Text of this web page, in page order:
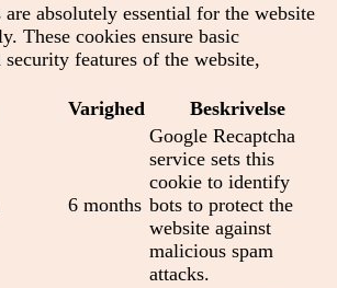
are absolutely essential for the website
These cookies ensure basic
features of the website,
Varighed Beskrivelse
6 months
Google Recaptcha
service sets this
cookie to identify
bots to protect the
website against
malicious spam
attacks.